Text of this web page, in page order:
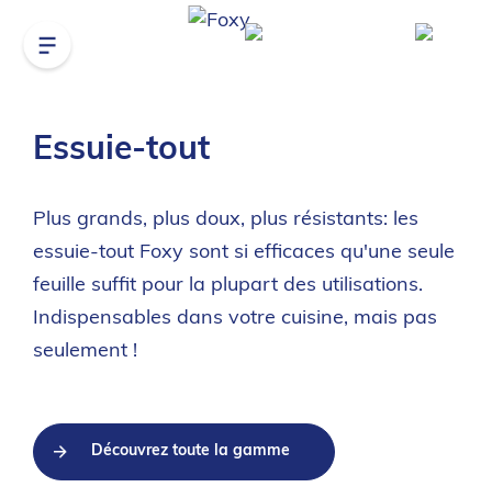
Essuie-tout
Plus grands, plus doux, plus résistants: les
essuie-tout Foxy sont si efficaces qu'une seule
feuille suffit pour la plupart des utilisations.
Indispensables dans votre cuisine, mais pas
seulement !
Découvrez toute la gamme